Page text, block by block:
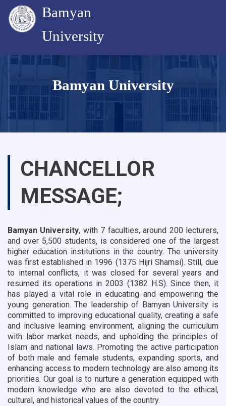
main
content
Bamyan
University
Bamyan University
CHANCELLOR
MESSAGE;
Bamyan University, with 7 faculties, around 200 lecturers,
and over 5,500 students, is considered one of the largest
higher education institutions in the country. The university
was first established in 1996 (1375 Hijri Shamsi). Still, due
to internal conflicts, it was closed for several years and
resumed its operations in 2003 (1382 H.S). Since then, it
has played a vital role in educating and empowering the
young generation. The leadership of Bamyan University is
committed to improving educational quality, creating a safe
and inclusive learning environment, aligning the curriculum
with labor market needs, and upholding the principles of
Islam and national laws. Promoting the active participation
of both male and female students, expanding sports, and
enhancing access to modern technology are also among its
priorities. Our goal is to nurture a generation equipped with
modern knowledge who are also devoted to the ethical,
cultural, and historical values of the country.